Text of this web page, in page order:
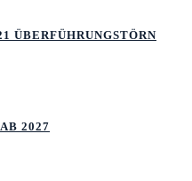
ÜBERFÜHRUNGSTÖRN
2027